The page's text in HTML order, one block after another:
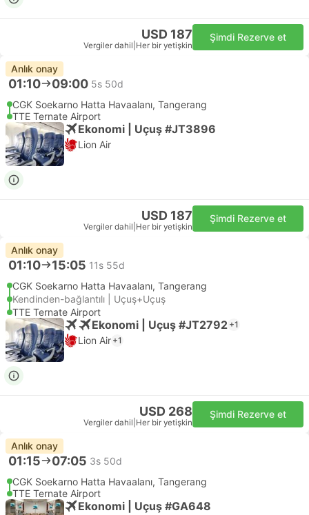
USD 187
Vergiler dahil Her bir yetişkin
Şimdi Rezerve et
Anlık onay
01:10 09:00 5s 50d
CGK Soekarno Hatta Havaalanı, Tangerang
TTE Ternate Airport
Ekonomi | Uçuş #JT3896
Lion Air
USD 187
Vergiler dahil Her bir yetişkin
Şimdi Rezerve et
Anlık onay
01:10 15:05 11s 55d
CGK Soekarno Hatta Havaalanı, Tangerang
Kendinden-bağlantılı | Uçuş+Uçuş
TTE Ternate Airport
Ekonomi | Uçuş #JT2792 +1
Lion Air +1
USD 268
Vergiler dahil Her bir yetişkin
Şimdi Rezerve et
Anlık onay
01:15 07:05 3s 50d
CGK Soekarno Hatta Havaalanı, Tangerang
TTE Ternate Airport
Ekonomi | Uçuş #GA648